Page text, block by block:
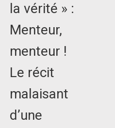
la vérité » :
Menteur,
menteur !
Le récit
malaisant
d’une